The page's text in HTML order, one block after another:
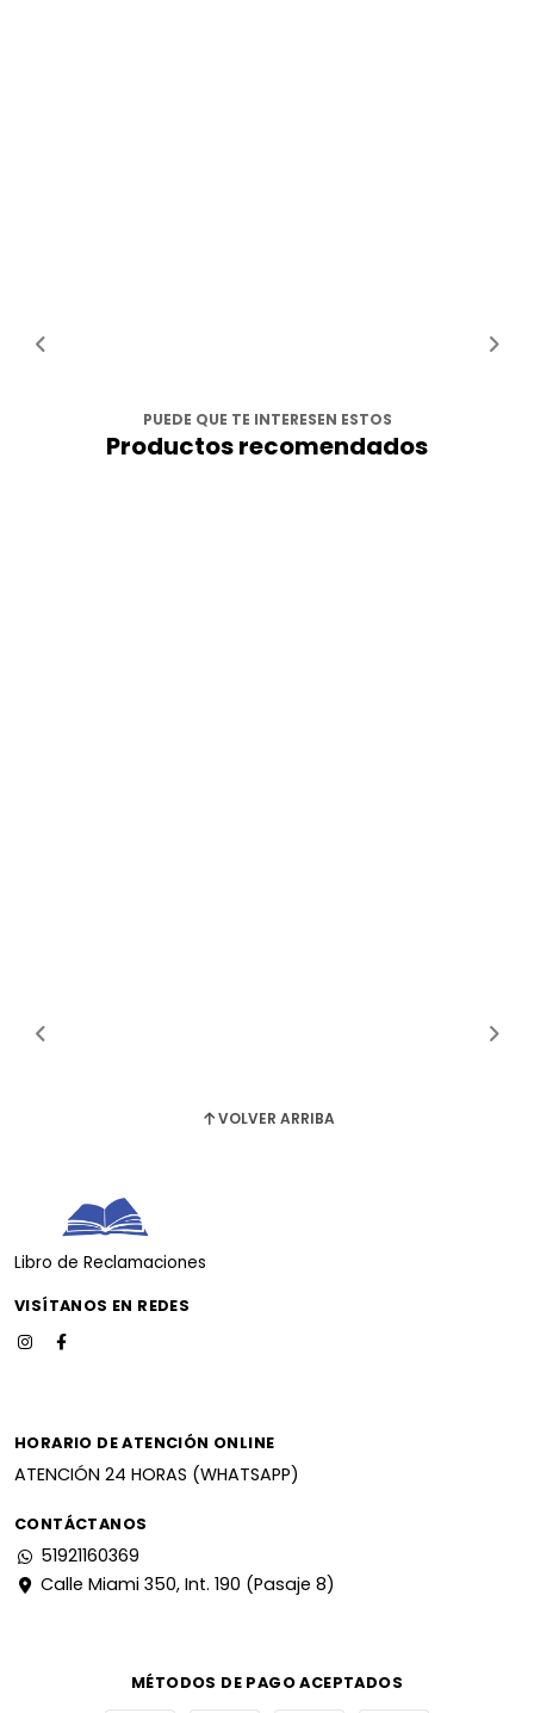
PUEDE QUE TE INTERESEN ESTOS
Productos recomendados
VOLVER ARRIBA
Libro de Reclamaciones
VISÍTANOS EN REDES
HORARIO DE ATENCIÓN ONLINE
ATENCIÓN 24 HORAS (WHATSAPP)
CONTÁCTANOS
51921160369
Calle Miami 350, Int. 190 (Pasaje 8)
MÉTODOS DE PAGO ACEPTADOS